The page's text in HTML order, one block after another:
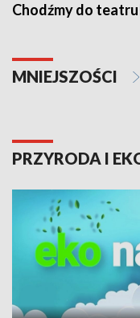
Chodźmy do
MNIEJSZOŚCI
PRZYRODA I